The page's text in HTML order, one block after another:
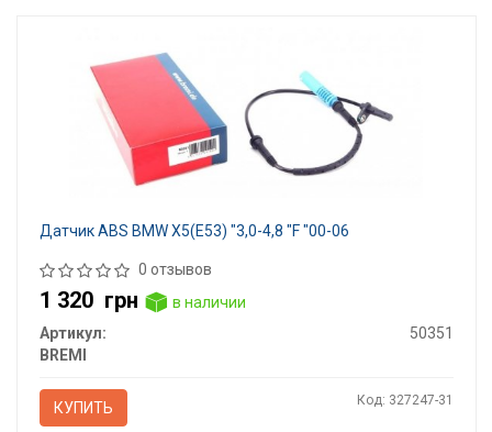
Датчик ABS BMW X5(E53) "3,0-4,8 "F "00-06
0 отзывов
1 320 грн
в наличии
Артикул:
50351
BREMI
КУПИТЬ Код: 327247-31